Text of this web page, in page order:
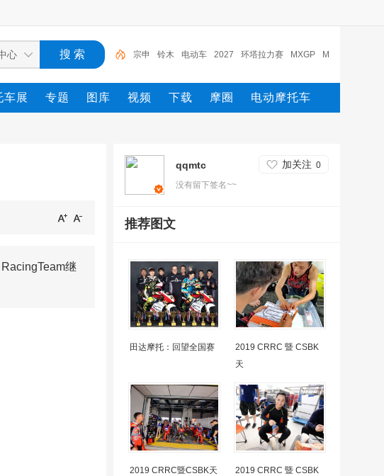
宗申 铃木 电动车 2027 环塔拉力赛 MXGP M
oto2 摩托车 yamaha 摩托
车展 专题 图库 视频 下载 摩圈 电动摩托车
继
qqmtc 加关注 0
没有留下签名~~
推荐图文
田达摩托：回望全国赛
2019 CRRC 暨 CSBK
天
2019 CRRC暨CSBK天
2019 CRRC 暨 CSBK